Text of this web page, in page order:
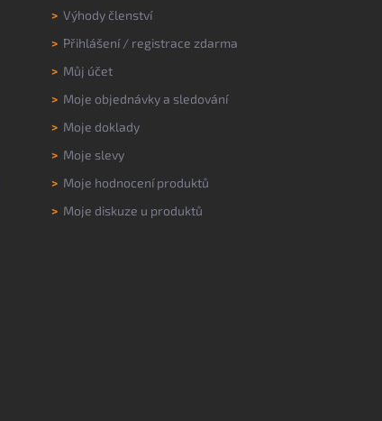
> Výhody členství
> Přihlášení/ registrace zdarma
> Můj účet
> Moje objednávky a sledování
> Moje doklady
> Moje slevy
> Moje hodnocení produktů
> Moje diskuze u produktů